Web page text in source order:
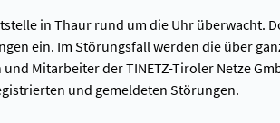
in Thaur rund um die Uhr überwacht.
ein. Im Störungsfall werden die über
Mitarbeiter der TINETZ-Tiroler Netze
und gemeldeten Störungen.